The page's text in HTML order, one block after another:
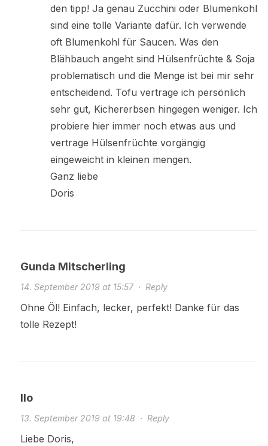
den tipp! Ja genau Zucchini oder Blumenkohl
sind eine tolle Variante dafür. Ich verwende
oft Blumenkohl für Saucen. Was den
Blähbauch angeht sind Hülsenfrüchte & Soja
problematisch und die Menge ist bei mir sehr
entscheidend. Tofu vertrage ich persönlich
sehr gut, Kichererbsen hingegen weniger. Ich
probiere hier immer noch etwas aus und
vertrage Hülsenfrüchte vorgängig
eingeweicht in kleinen mengen.
Ganz liebe
Doris
Gunda Mitscherling
14. September 2019 at 15:57· Reply
Ohne Öl! Einfach, lecker, perfekt! Danke für das
tolle Rezept!
Ilo
13. September 2019 at 19:48 · Reply
Liebe Doris,